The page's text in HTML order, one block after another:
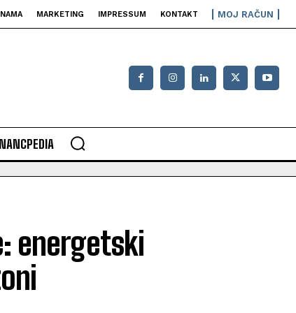
MARKETING IMPRESSUM KONTAKT MOJ RAČUN
energetski